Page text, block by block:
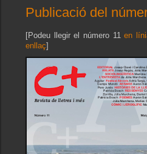
Publicació del
[Podeu llegir el número 11en
enllaç]